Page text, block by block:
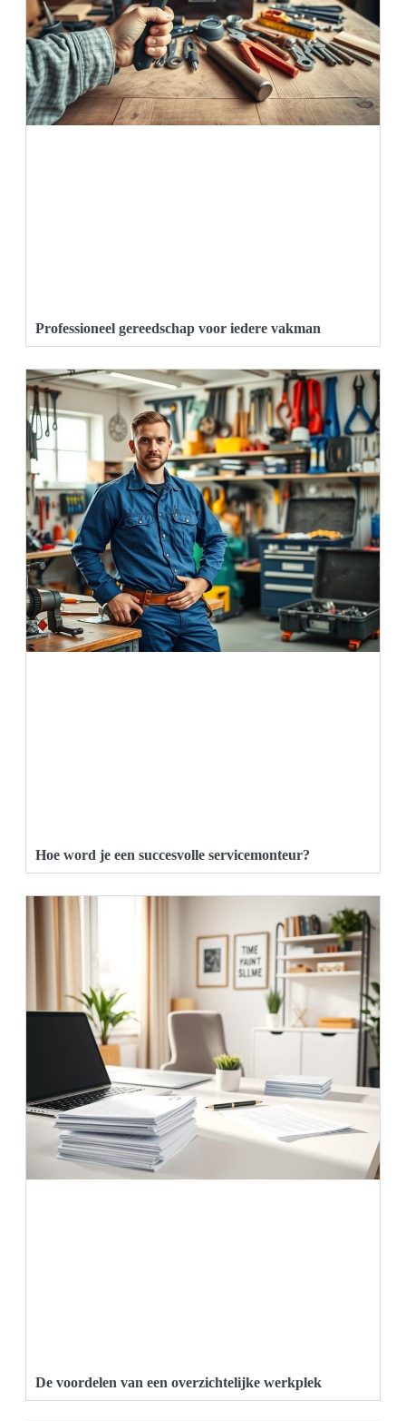
Professioneel gereedschap voor iedere vakman
Hoe word je een succesvolle servicemonteur?
De voordelen van een overzichtelijke werkplek